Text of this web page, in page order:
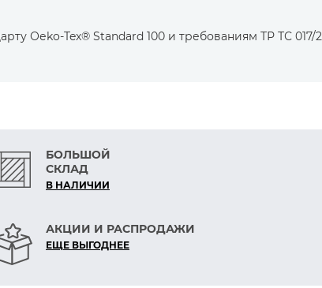
иглы, качественные швы без повреждений
Оеko-Tex® Standard 100 и требованиям ТР ТС 017/
БОЛЬШОЙ
СКЛАД
В НАЛИЧИИ
АКЦИИ И РАСПРОДАЖИ
ЕЩЕ ВЫГОДНЕЕ